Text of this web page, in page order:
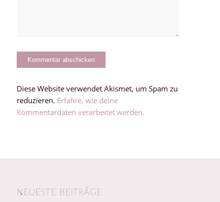
Diese Website verwendet Akismet, um Spam zu
reduzieren. Erfahre, wie deine
Kommentardaten verarbeitet werden.
NEUESTE BEITRÄGE